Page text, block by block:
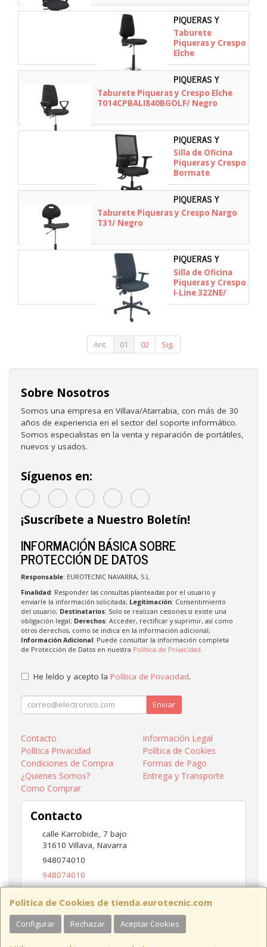
PIQUERAS Y
CRESPO -
T14CPB840RN
Taburete
Piqueras y Crespo
Elche
T14CPB840RN/
Negro
PIQUERAS Y
CRESPO -
T014CPBALI840BGOLF
Taburete Piqueras y Crespo Elche
T014CPBALI840BGOLF/ Negro
PIQUERAS Y
CRESPO -
Silla de Oficina
Piqueras y Crespo
Bormate
Negro
PIQUERAS Y
CRESPO - T31
Taburete Piqueras y Crespo Nargo
T31/ Negro
PIQUERAS Y
CRESPO - 322NE
Silla de Oficina
Piqueras y Crespo
I-Line 322NE/
Negra
Ant. 01 02 Sig.
Política de Cookies de tienda.eurotecnic.com
Configurar Rechazar Aceptar Cookies
Sobre Nosotros
Somos una empresa en Villava/Atarrabia, con más de 30
años de experiencia en el sector del soporte informático.
Somos especialistas en la venta y reparación de portátiles,
nuevos y usados.
Síguenos en:
¡Suscríbete a Nuestro Boletín!
INFORMACIÓN BÁSICA SOBRE
PROTECCIÓN DE DATOS
Responsable: EUROTECNIC NAVARRA, S.L
Finalidad: Responder las consultas planteadas por el usuario y
enviarle la información solicitada; Legitimación: Consentimiento
del usuario; Destinatarios: Solo se realizan cesiones si existe una
obligación legal; Derechos: Acceder, rectificar y suprimir, así como
otros derechos, como se indica en la información adicional;
Información Adicional: Puede consultar la información completa
de Protección de Datos en nuestra Política de Privacidad.
He leído y acepto la Política de Privacidad.
Enviar
Contacto
Información Legal
Política Privacidad
Política de Cookies
Condiciones de Compra
Formas de Pago
¿Quienes Somos?
Entrega y Transporte
Como Comprar
Contacto
calle Karrobide, 7 bajo
31610 Villava, Navarra
948074010
948074010
ventas@eurotecnic.com
Horario